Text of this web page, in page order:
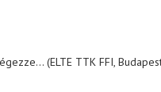
(ELTE TTK FFI,